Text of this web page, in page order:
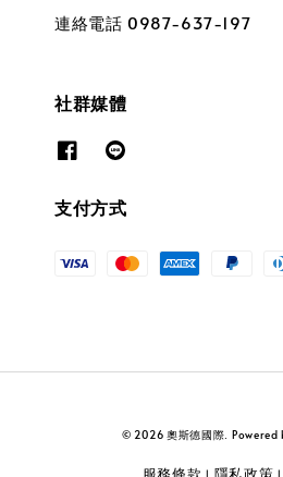
連絡電話 0987-637-197
社群媒體
支付方式
© 2026 奧斯德國際. Powered